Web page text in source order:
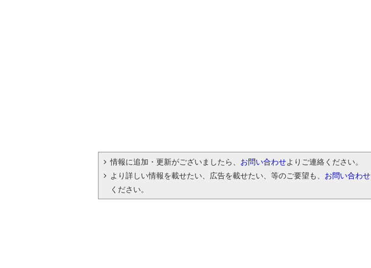
情報に追加・更新がございましたら、 お問い合わせよりご連絡ください。
より詳しい情報を載せたい、広告を載せたい、等のご要望も、 お問い合わせ
ください。